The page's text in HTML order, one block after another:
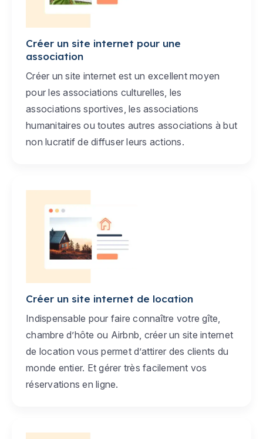
Créer un site internet pour une
association
Créer un site internet est un excellent moyen
pour les associations culturelles, les
associations sportives, les associations
humanitaires ou toutes autres associations à but
non lucratif de diffuser leurs actions.
Créer un site internet de location
Indispensable pour faire connaître votre gîte,
chambre d’hôte ou Airbnb, créer un site internet
de location vous permet d’attirer des clients du
monde entier. Et gérer très facilement vos
réservations en ligne.